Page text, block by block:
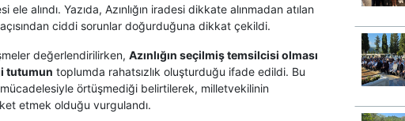
alındı. Yazıda, Azınlığın iradesi dikkate alınmadan atılan
ciddi sorunlar doğurduğuna dikkat çekildi.
değerlendirilirken, Azınlığın seçilmiş temsilcisi olması
tutumun toplumda rahatsızlık oluşturduğu ifade edildi. Bu
mücadelesiyle örtüşmediği belirtilerek, milletvekilinin
etmek olduğu vurgulandı.